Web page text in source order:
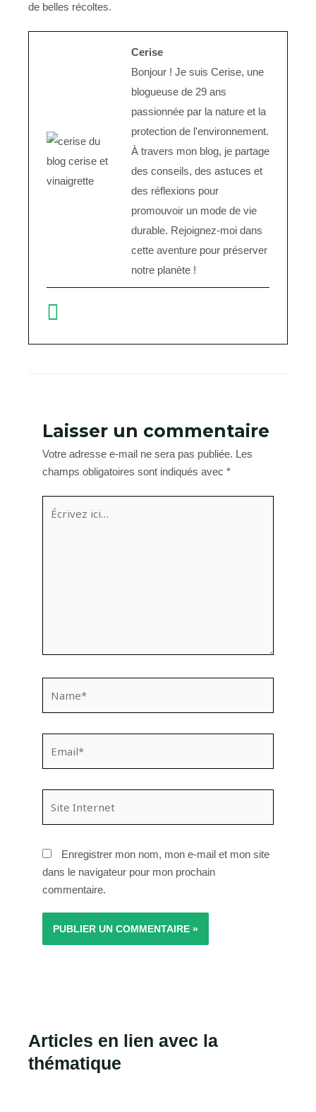
de belles récoltes.
Cerise
Bonjour ! Je suis Cerise, une
blogueuse de 29 ans
passionnée par la nature et la
protection de l'environnement.
À travers mon blog, je partage
des conseils, des astuces et
des réflexions pour
promouvoir un mode de vie
durable. Rejoignez-moi dans
cette aventure pour préserver
notre planète !
Laisser un commentaire
Votre adresse e-mail ne sera pas publiée. Les
champs obligatoires sont indiqués avec *
ici…
Internet
Enregistrer mon nom, mon e-mail et mon site
dans le navigateur pour mon prochain
commentaire.
Articles en lien avec la
thématique